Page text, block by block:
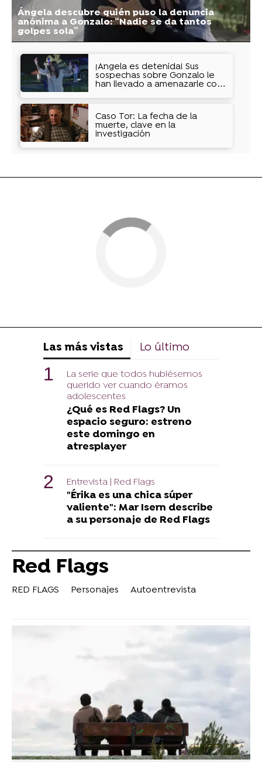
Ángela descubre quién puso la denuncia
anónima a Gonzalo: “Nadie se da tantos
golpes sola”
¡Ángela es detenida! Sus
sospechas sobre Gonzalo le
han llevado a amenazarle con
Caso Tor: La fecha de la
muerte, clave en la
investigación
Las más vistas Lo último
La serie que todos hubiésemos
querido ver cuando éramos
adolescentes
¿Qué es Red Flags? Un
espacio seguro: estreno
este domingo en
atresplayer
Entrevista | Red Flags
"Érika es una chica súper
valiente": Mar Isern describe
a su personaje de Red Flags
Red Flags
RED FLAGS Personajes Autoentrevista